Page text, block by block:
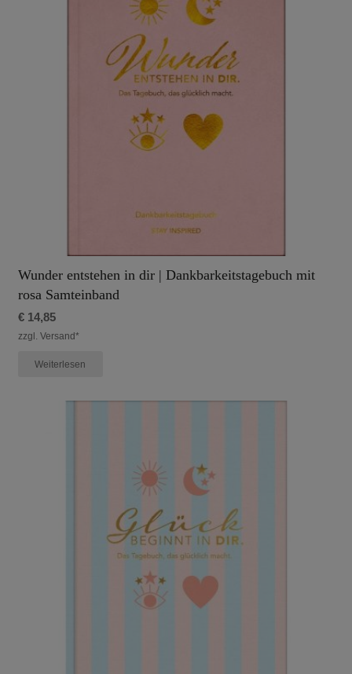
Wunder entstehen in dir | Dankbarkeitstagebuch mit
rosa Samteinband
€14,85
zzgl. Versand*
Weiterlesen